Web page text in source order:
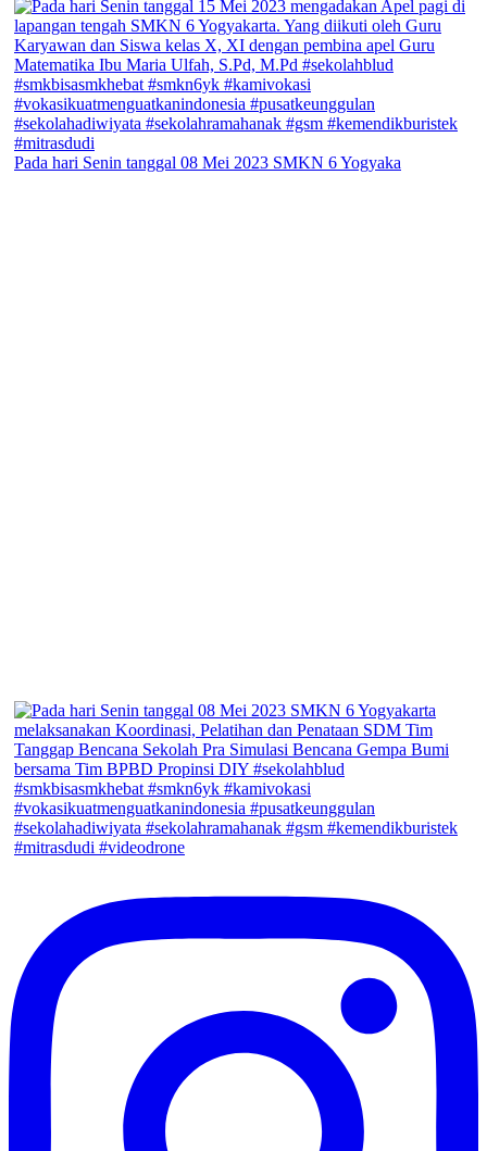
Pada hari Senin tanggal 08 Mei 2023 SMKN 6 Yogyaka